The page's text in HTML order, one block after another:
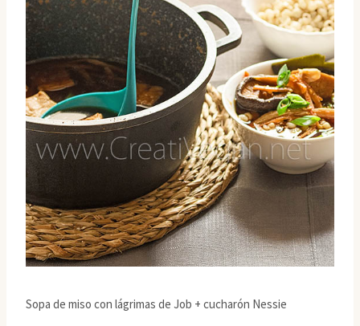
Sopa de miso con lágrimas de Job + cucharón Nessie